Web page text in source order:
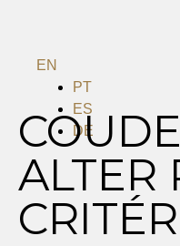
EN
PT
ES
DE
ALTER